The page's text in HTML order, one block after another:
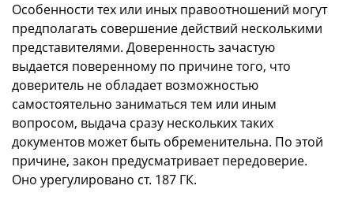
Особенности тех или иных правоотношений могут
предполагать совершение действий несколькими
представителями. Доверенность зачастую
выдается поверенному по причине того, что
доверитель не обладает возможностью
самостоятельно заниматься тем или иным
вопросом, выдача сразу нескольких таких
документов может быть обременительна. По этой
причине, закон предусматривает передоверие.
Оно урегулировано ст. 187 ГК.